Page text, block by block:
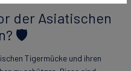
der Asiatischen
🛡️
Tigermücke und ihren